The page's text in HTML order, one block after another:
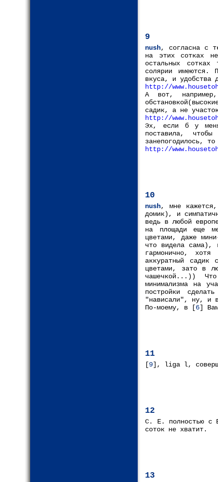
9
nush, согласна с
на этих сотках
остальных
солярии имеются.
вкуса, и удобства
http://
А вот, например,
садик, а не
http://
Эх, если б у
поставила,
занепогодилось,
http://
10
nush, мне
домик), и
ведь в любой
на площади еще
цветами, даже
что видела сама),
гармонично,
аккуратный
цветами, зато в
чашечкой...))
минимализма на
постройки
"нависали", ну, и
По-моему, в [6]
11
[9], liga l,
12
С. Е. полностью с
соток не хватит.
13